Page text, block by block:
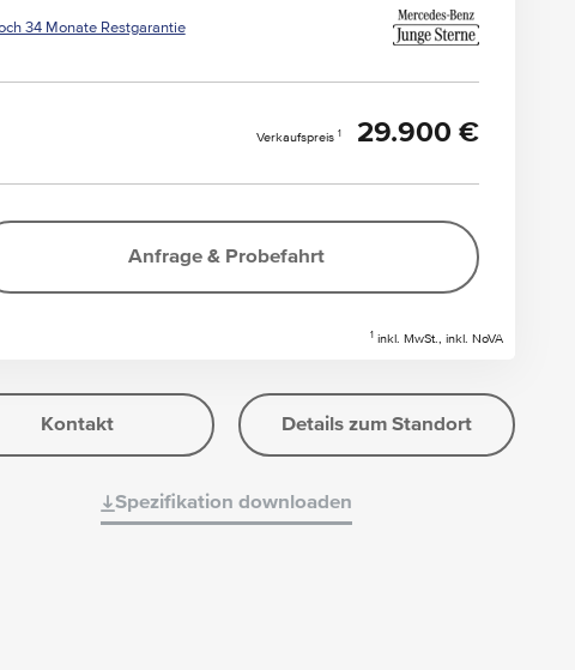
34 Monate Restgarantie
Verkaufspreis 1 29.900 €
Anfrage & Probefahrt
1 inkl. MwSt., inkl. NoVA
Kontakt Details zum Standort
Spezifikation downloaden